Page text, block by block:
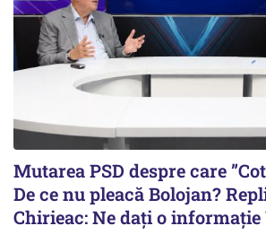
Mutarea PSD despre care
De ce nu pleacă Bolojan?
Chirieac: Ne dați o informație